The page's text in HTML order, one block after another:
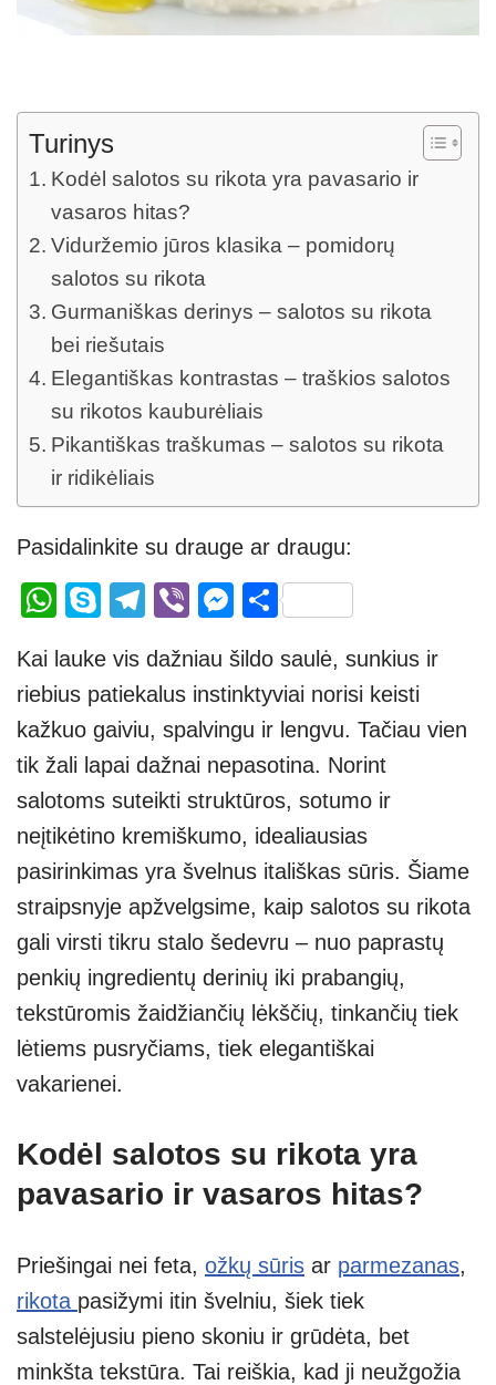
Turinys
Kodėl salotos su rikota yra pavasario ir
vasaros hitas?
Viduržemio jūros klasika – pomidorų
salotos su rikota
Gurmaniškas derinys – salotos su rikota
bei riešutais
Elegantiškas kontrastas – traškios salotos
su rikotos kauburėliais
Pikantiškas traškumas – salotos su rikota
ir ridikėliais
Pasidalinkite su drauge ar draugu:
W
at
s
A
p
p
S
p
e
T
e
gr
a
m
Vi
er
M
ss
e
n
g
er
S
ar
e
Kai lauke vis dažniau šildo saulė, sunkius ir
riebius patiekalus instinktyviai norisi keisti
kažkuo gaiviu, spalvingu ir lengvu. Tačiau vien
tik žali lapai dažnai nepasotina. Norint
salotoms suteikti struktūros, sotumo ir
neįtikėtino kremiškumo, idealiausias
pasirinkimas yra švelnus itališkas sūris. Šiame
straipsnyje apžvelgsime, kaip salotos su rikota
gali virsti tikru stalo šedevru – nuo paprastų
penkių ingredientų derinių iki prabangių,
tekstūromis žaidžiančių lėkščių, tinkančių tiek
lėtiems pusryčiams, tiek elegantiškai
vakarienei.
Kodėl salotos su rikota yra
pavasario ir vasaros hitas?
Priešingai nei feta, ožkų sūris ar parmezanas,
rikota pasižymi itin švelniu, šiek tiek
salstelėjusiu pieno skoniu ir grūdėta, bet
minkšta tekstūra. Tai reiškia, kad ji neužgožia